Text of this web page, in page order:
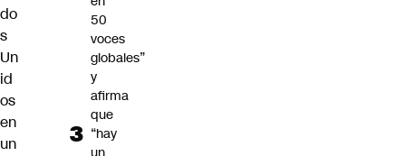
do
s
Un
id
os
en
un
50
voces
globales”
y
afirma
que
“hay
un